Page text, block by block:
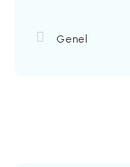
Genel